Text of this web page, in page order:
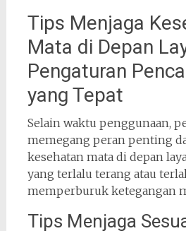
Tips Menjaga
Mata di Depan
Pengaturan
yang Tepat
Selain waktu penggunaan,
memegang peran penting
kesehatan mata di depan
yang terlalu terang atau
memperburuk ketegangan
Tips Menjaga